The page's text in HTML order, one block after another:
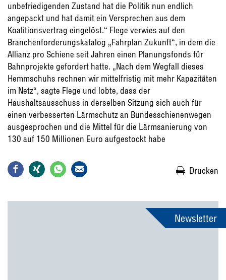
unbefriedigenden Zustand hat die Politik nun endlich
angepackt und hat damit ein Versprechen aus dem
Koalitionsvertrag eingelöst.“ Flege verwies auf den
Branchenforderungskatalog „Fahrplan Zukunft“, in dem die
Allianz pro Schiene seit Jahren einen Planungsfonds für
Bahnprojekte gefordert hatte. „Nach dem Wegfall dieses
Hemmschuhs rechnen wir mittelfristig mit mehr Kapazitäten
im Netz“, sagte Flege und lobte, dass der
Haushaltsausschuss in derselben Sitzung sich auch für
einen verbesserten Lärmschutz an Bundesschienenwegen
ausgesprochen und die Mittel für die Lärmsanierung von
130 auf 150 Millionen Euro aufgestockt habe
Drucken
Newsletter